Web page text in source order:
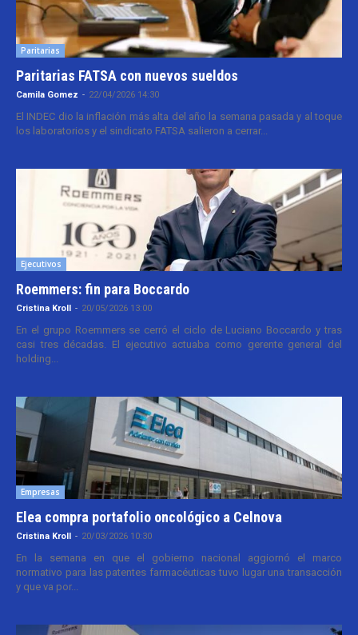
Paritarias
Paritarias FATSA con nuevos sueldos
Camila Gomez - 22/04/2026 14:30
El INDEC dio la inflación más alta del año la semana pasada y al toque
los laboratorios y el sindicato FATSA salieron a cerrar...
Ejecutivos
Roemmers: fin para Boccardo
Cristina Kroll - 20/05/2026 13:00
En el grupo Roemmers se cerró el ciclo de Luciano Boccardo y tras
casi tres décadas. El ejecutivo actuaba como gerente general del
holding...
Empresas
Elea compra portafolio oncológico a Celnova
Cristina Kroll - 20/03/2026 10:30
En la semana en que el gobierno nacional aggiornó el marco
normativo para las patentes farmacéuticas tuvo lugar una transacción
y que va por...